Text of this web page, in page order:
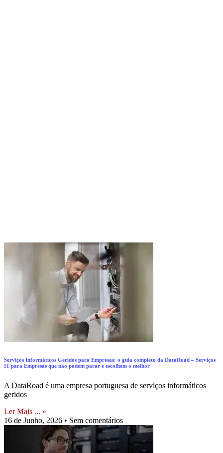
Serviços Informáticos Geridos para Empresas: o guia completo da DataRoad – Serviços
IT para Empresas que não podem parar e escolhem o melhor
A DataRoad é uma empresa portuguesa de serviços informáticos
geridos
Ler Mais ... »
16 de Junho, 2026
Sem comentários